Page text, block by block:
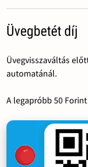
Üvegbetét díj
Üvegvisszaváltás
automatánál.
A legapróbb 50